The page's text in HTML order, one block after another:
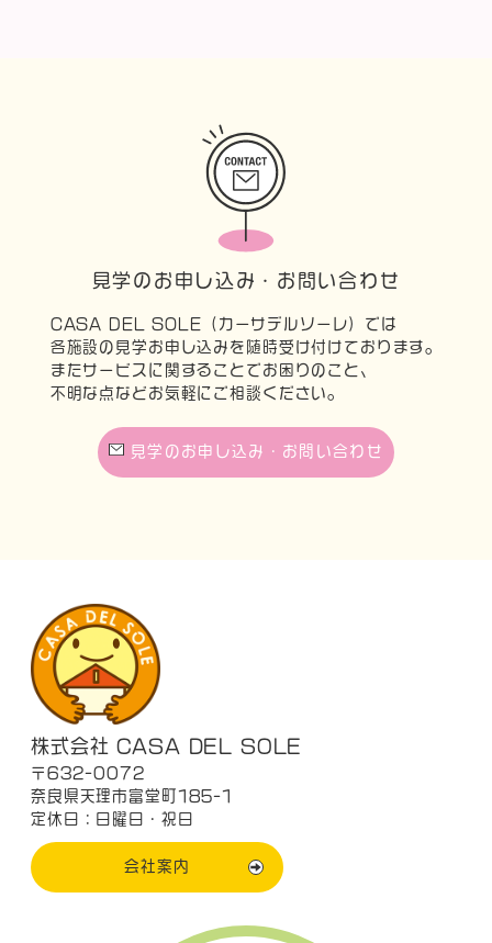
見学のお申し込み・お問い合わせ
CASA DEL SOLE（カーサデルソーレ）では
各施設の見学お申し込みを随時受け付けております。
またサービスに関することでお困りのこと、
不明な点などお気軽にご相談ください。
見学のお申し込み・お問い合わせ
株式会社 CASA DEL SOLE
〒632-0072
奈良県天理市富堂町185-1
定休日：日曜日・祝日
会社案内